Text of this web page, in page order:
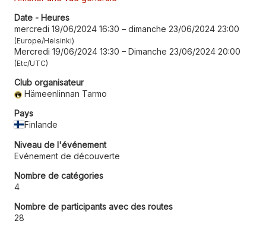
Date - Heures
mercredi 19/06/2024 16:30 – dimanche 23/06/2024 23:00
Europe/Helsinki
Mercredi 19/06/2024 13:30 – Dimanche 23/06/2024 20:00
Etc/UTC
Club organisateur
Hämeenlinnan Tarmo
Pays
Finlande
Niveau de l'événement
Evénement de découverte
Nombre de catégories
4
Nombre de participants avec des routes
28